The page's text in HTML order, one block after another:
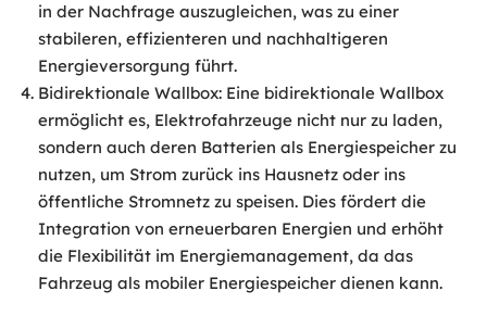
in der Nachfrage auszugleichen, was zu einer
stabileren, effizienteren und nachhaltigeren
Energieversorgung führt.
Bidirektionale Wallbox: Eine bidirektionale Wallbox
ermöglicht es, Elektrofahrzeuge nicht nur zu laden,
sondern auch deren Batterien als Energiespeicher zu
nutzen, um Strom zurück ins Hausnetz oder ins
öffentliche Stromnetz zu speisen. Dies fördert die
Integration von erneuerbaren Energien und erhöht
die Flexibilität im Energiemanagement, da das
Fahrzeug als mobiler Energiespeicher dienen kann.